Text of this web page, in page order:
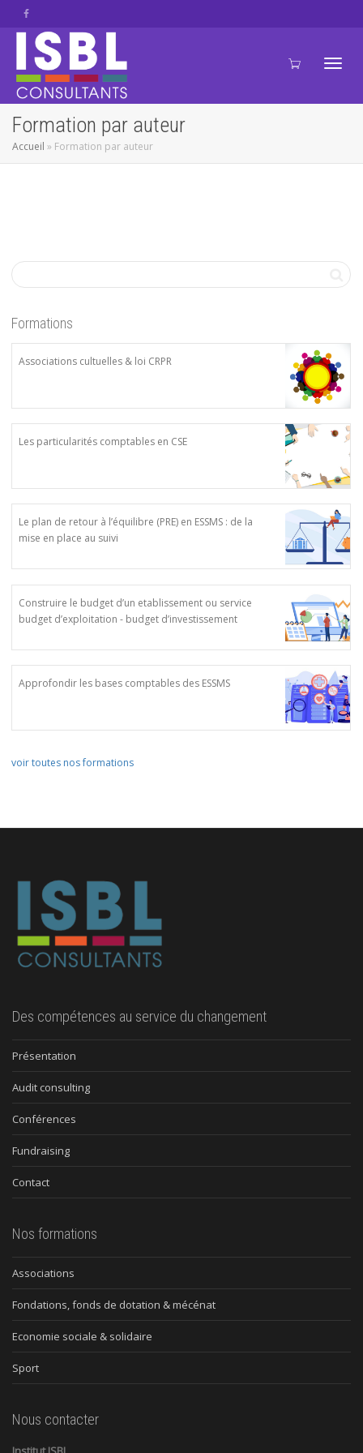
Formation par auteur
Accueil » Formation par auteur
Formations
Associations cultuelles & loi CRPR
Les particularités comptables en CSE
Le plan de retour à l’équilibre (PRE) en ESSMS : de la
mise en place au suivi
Construire le budget d’un etablissement ou service
budget d’exploitation - budget d’investissement
Approfondir les bases comptables des ESSMS
voir toutes nos formations
Des compétences au service du changement
Présentation
Audit consulting
Conférences
Fundraising
Contact
Nos formations
Associations
Fondations, fonds de dotation & mécénat
Economie sociale & solidaire
Sport
Nous contacter